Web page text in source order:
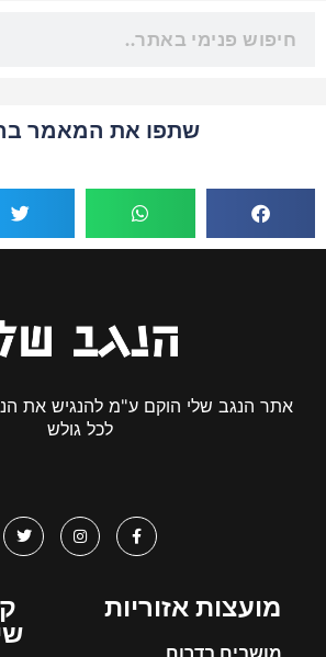
שתפו את המאמר
אתר הנגב שלי הוקם ע"מ להנגיש את
לכל גולש
מועצות אזוריות